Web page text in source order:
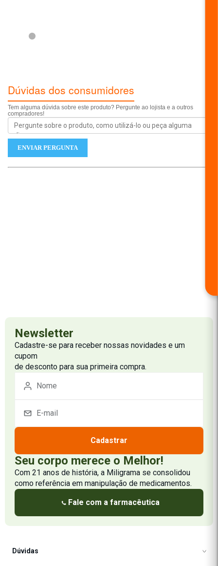
Dúvidas dos consumidores
Tem alguma dúvida sobre este produto? Pergunte ao lojista e a outros
compradores!
ENVIAR PERGUNTA
Newsletter
Cadastre-se para receber nossas novidades e um
cupom
de desconto para sua primeira compra.
Cadastrar
Seu corpo merece o Melhor!
Com 21 anos de história, a Miligrama se consolidou
como referência em manipulação de medicamentos.
Fale com a farmacêutica
Dúvidas